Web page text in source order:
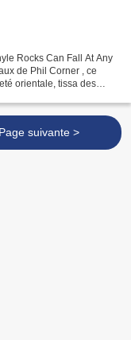
Rocks Can Fall At Any
de Phil Corner , ce
orientale, tissa des
Page suivante >